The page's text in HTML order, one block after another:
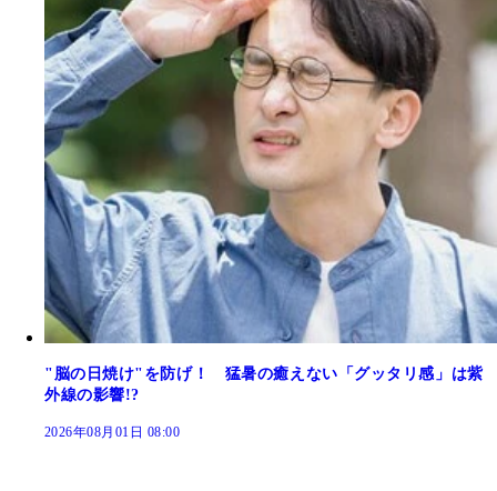
"脳の日焼け"を防げ！ 猛暑の癒えない「グッタリ感」は紫
外線の影響!?
2026年08月01日 08:00